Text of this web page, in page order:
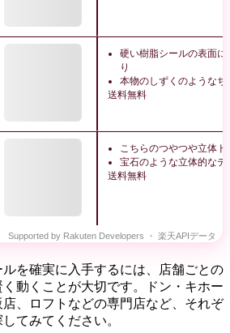
硬い樹脂シールの表面
り
本物のしずくのようなち
送料無料
こちらのつやつや立体
宝石のような立体的なデ
送料無料
を確実に入手するには、店舗ごとの
動くことが大切です。ドン・キホー
、ロフトなどの専門店など、それぞ
てみてください。